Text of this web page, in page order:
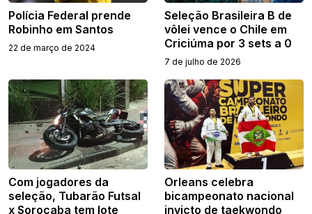
Polícia Federal prende
Robinho em Santos
22 de março de 2024
Seleção Brasileira B de
vôlei vence o Chile em
Criciúma por 3 sets a 0
7 de julho de 2026
Com jogadores da
seleção, Tubarão Futsal
x Sorocaba tem lote
Orleans celebra
bicampeonato nacional
invicto de taekwondo